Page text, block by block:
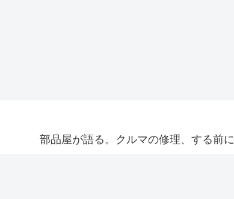
部品屋が語る。クルマの修理、する前に